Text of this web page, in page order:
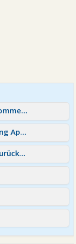
Hilfe - wie kann ich meinem Ex entkommen?
Neue potenzielle Partnerin aus Dating App / Friendzone
Aus Friendzone geholt und eiskalt zurückgestoßen